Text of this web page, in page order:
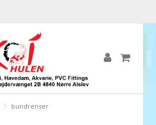
bundrenser